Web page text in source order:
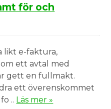
för och
likt e-faktura,
ett avtal med
gett en fullmakt.
ett överenskommet
.. Läs mer »